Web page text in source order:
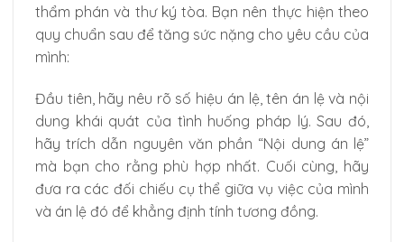
thẩm phán và thư ký tòa. Bạn nên thực hiện theo
quy chuẩn sau để tăng sức nặng cho yêu cầu của
mình:
Đầu tiên, hãy nêu rõ số hiệu án lệ, tên án lệ và nội
dung khái quát của tình huống pháp lý. Sau đó,
hãy trích dẫn nguyên văn phần “Nội dung án lệ”
mà bạn cho rằng phù hợp nhất. Cuối cùng, hãy
đưa ra các đối chiếu cụ thể giữa vụ việc của mình
và án lệ đó để khẳng định tính tương đồng.